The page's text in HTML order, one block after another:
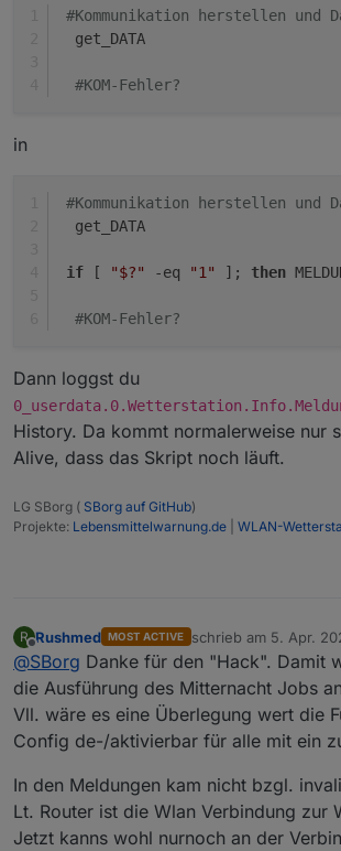
#Kommunikation herstellen und
  get_DATA
#KOM-Fehler?
in
#Kommunikation herstellen und
  get_DATA
if [ "$?" -eq "1" ]; then
#KOM-Fehler?
Dann loggst du
History. Da kommt normalerweise nur
Alive, dass das Skript noch läuft.
LG SBorg ( SBorg auf GitHub)
Projekte: Lebensmittelwarnung.de WLAN-
R
Offline
Rushmed MOST ACTIVE schrieb am 5. Apr.
zuletzt editiert von
@SBorg Danke für den "Hack". Damit
die Ausführung des Mitternacht Jobs
Vll. wäre es eine Überlegung wert die
Config de-/aktivierbar für alle mit ein
In den Meldungen kam nicht bzgl.
Lt. Router ist die Wlan Verbindung zur
Jetzt kanns wohl nurnoch an der